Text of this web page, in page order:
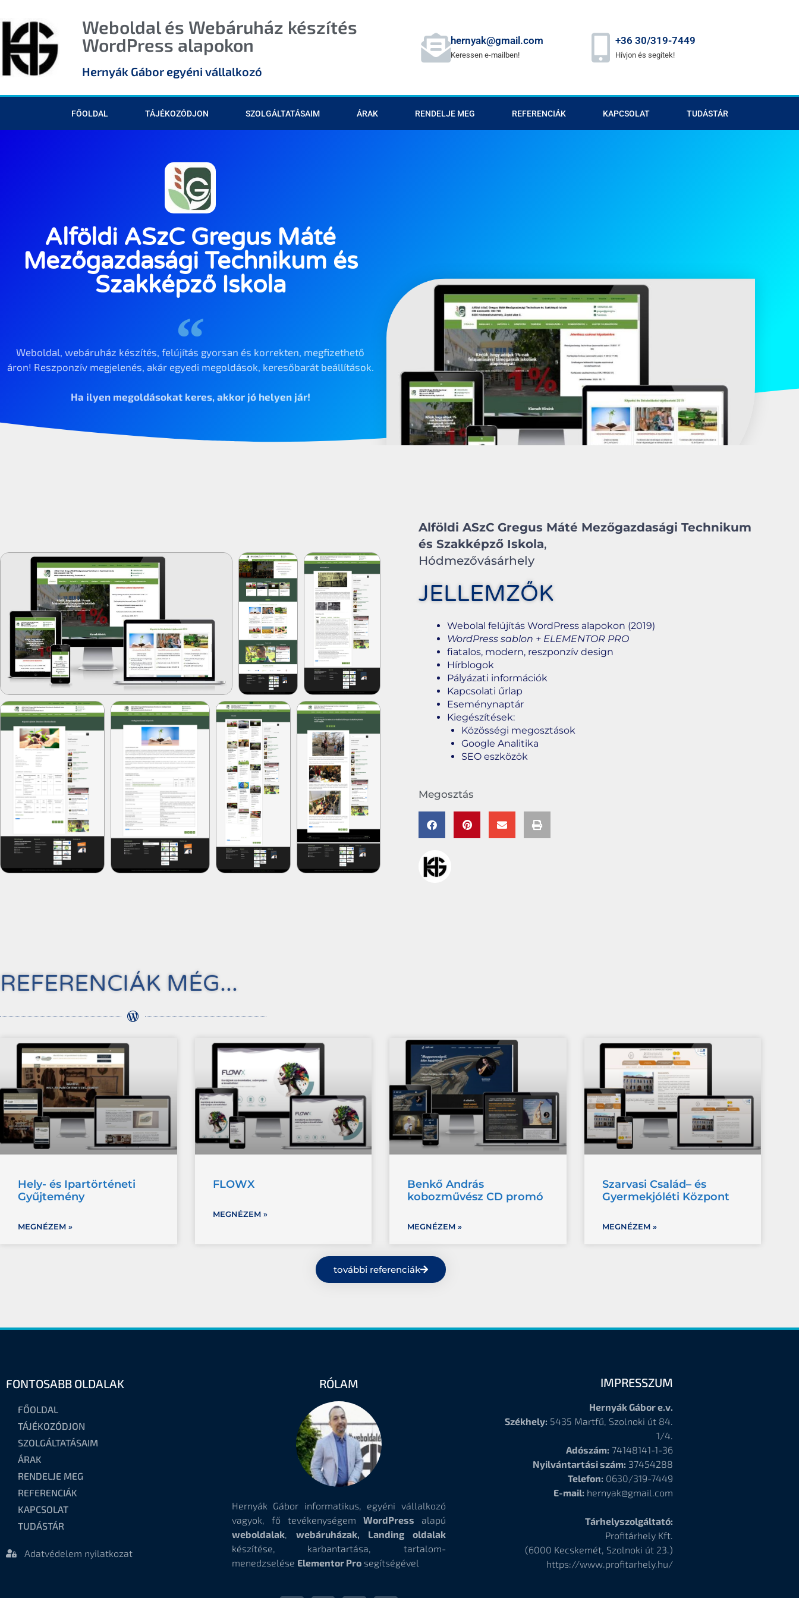
Weboldal és Webáruház készítés
WordPress alapokon
Hernyák Gábor egyéni vállalkozó
hernyak@gmail.com
Keressen e-mailben!
+36 30/319-7449
Hívjon és segítek!
FŐOLDAL TÁJÉKOZÓDJON SZOLGÁLTATÁSAIM ÁRAK RENDELJE MEG REFERENCIÁK KAPCSOLAT TUDÁSTÁR
Alföldi ASzC Gregus Máté
Mezőgazdasági Technikum és
Szakképző Iskola
Weboldal, webáruház készítés, felújítás gyorsan és korrekten, megfizethető
áron! Reszponzív megjelenés, akár egyedi megoldások, keresőbarát beállítások.
Ha ilyen megoldásokat keres, akkor jó helyen jár!
Alföldi ASzC Gregus Máté Mezőgazdasági Technikum
és Szakképző Iskola,
Hódmezővásárhely
JELLEMZŐK
Webolal felújítás WordPress alapokon (2019)
WordPress sablon + ELEMENTOR PRO
fiatalos, modern, reszponzív design
Hírblogok
Pályázati információk
Kapcsolati űrlap
Eseménynaptár
Kiegészítések:
Közösségi megosztások
Google Analitika
SEO eszközök
Megosztás
REFERENCIÁK MÉG...
Hely- és Ipartörténeti
Gyűjtemény
MEGNÉZEM »
FLOWX
MEGNÉZEM »
Benkő András
kobozművész CD promó
MEGNÉZEM »
Szarvasi Család– és
Gyermekjóléti Központ
MEGNÉZEM »
további referenciák
FONTOSABB OLDALAK
FŐOLDAL
TÁJÉKOZÓDJON
SZOLGÁLTATÁSAIM
ÁRAK
RENDELJE MEG
REFERENCIÁK
KAPCSOLAT
TUDÁSTÁR
Adatvédelem nyilatkozat
RÓLAM
Hernyák Gábor informatikus, egyéni vállalkozó
vagyok, fő tevékenységem WordPress alapú
weboldalak, webáruházak, Landing oldalak
készítése, karbantartása, tartalom-
menedzselése Elementor Prosegítségével
IMPRESSZUM
Hernyák Gábor e.v.
Székhely: 5435 Martfű, Szolnoki út 84.
1/4.
Adószám: 74148141-1-36
Nyilvántartási szám: 37454288
Telefon: 0630/319-7449
E-mail: hernyak@gmail.com
Tárhelyszolgáltató:
Profitárhely Kft.
(6000 Kecskemét, Szolnoki út 23.)
https://www.profitarhely.hu/